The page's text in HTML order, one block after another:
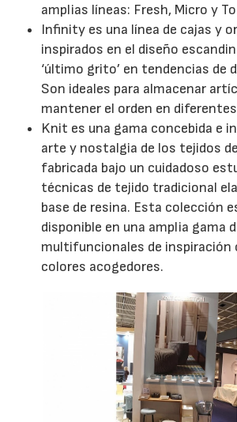
amplias líneas: Fresh, Micro y
Infinity es una línea de cajas y
inspirados en el diseño
‘último grito’ en tendencias de
Son ideales para almacenar
mantener el orden en
Knit es una gama concebida e
arte y nostalgia de los tejidos
fabricada bajo un cuidadoso
técnicas de tejido tradicional
base de resina. Esta colección
disponible en una amplia gama
multifuncionales de inspiración
colores acogedores.